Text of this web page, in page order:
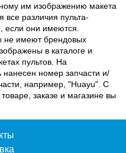
им изображению макета
все различия пульта-
если они имеются.
не имеют брендовых
в каталоге и
пультов. На
номер запчасти и/
например, "Huayu". С
заказе и магазине вы